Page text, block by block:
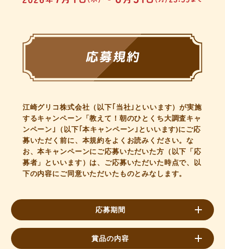
江崎グリコ株式会社（以下｢当社｣といいます）が実施
するキャンペーン「教えて！朝のひとくち大調査キャ
ンペーン｣（以下｢本キャンペーン｣といいます)にご応
募いただく前に、本規約をよくお読みください。な
お、本キャンペーンにご応募いただいた方（以下「応
募者」といいます）は、ご応募いただいた時点で、以
下の内容にご同意いただいたものとみなします。
応募期間
賞品の内容